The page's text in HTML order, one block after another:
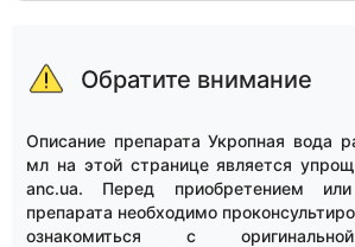
Обратите внимание
Описание препарата Укропная вода
мл на этой странице является
anc.ua. Перед приобретением или
препарата необходимо
ознакомиться с